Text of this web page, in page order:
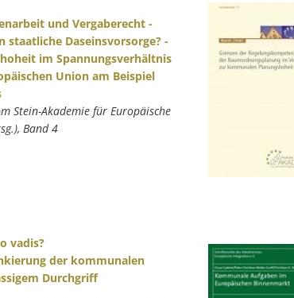
und Vergaberecht -
Daseinsvorsorge? -
im Spannungsverhältnis
Union am Beispiel
Stein-Akademie für Europäische
Band 4
vadis?
der kommunalen
Durchgriff